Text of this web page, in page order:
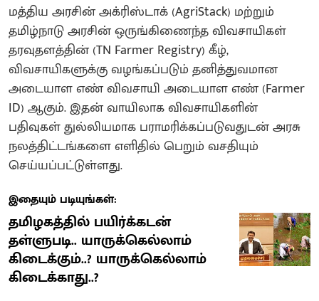
மத்திய அரசின் அக்ரிஸ்டாக் (AgriStack) மற்றும்
தமிழ்நாடு அரசின் ஒருங்கிணைந்த விவசாயிகள்
தரவுதளத்தின் (TN Farmer Registry) கீழ்,
விவசாயிகளுக்கு வழங்கப்படும் தனித்துவமான
அடையாள எண் விவசாயி அடையாள எண் (Farmer
ID) ஆகும். இதன் வாயிலாக விவசாயிகளின்
பதிவுகள் துல்லியமாக பராமரிக்கப்படுவதுடன் அரசு
நலத்திட்டங்களை எளிதில் பெறும் வசதியும்
செய்யப்பட்டுள்ளது.
இதையும் படியுங்கள்:
தமிழகத்தில் பயிர்க்கடன்
தள்ளுபடி.. யாருக்கெல்லாம்
கிடைக்கும்..? யாருக்கெல்லாம்
கிடைக்காது..?